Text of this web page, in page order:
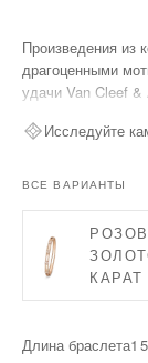
Произведения из
драгоценными
удачи Van Cleef
Браслет Perlée
Исследуйте
ВСЕ ВАРИАНТЫ
КАРАТ
Длина браслета